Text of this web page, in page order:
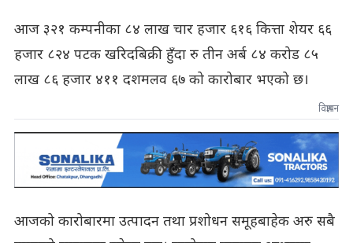
आज ३२१ कम्पनीका ८४ लाख चार हजार ६१६ कित्ता शेयर ६६
हजार ८२४ पटक खरिदबिक्री हुँदा रु तीन अर्ब ८४ करोड ८५
लाख ८६ हजार ४११ दशमलव ६७ को कारोबार भएको छ।
विज्ञापन
आजको कारोबारमा उत्पादन तथा प्रशोधन समूहबाहेक अरु सबै